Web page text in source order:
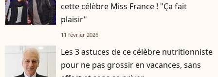
cette célèbre Miss France ! "Ça fait
plaisir"
11 février 2026
Les 3 astuces de ce célèbre nutritionniste
pour ne pas grossir en vacances, sans